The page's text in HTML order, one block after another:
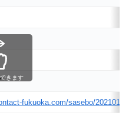
fukuoka.com/sasebo/202101/
きます